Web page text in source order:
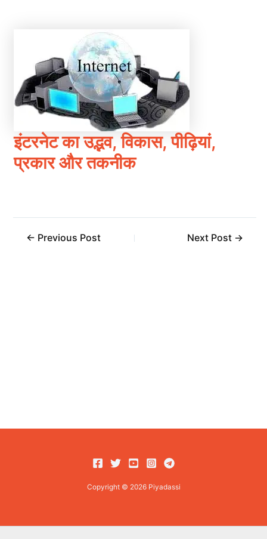
इंटरनेट का उद्भव, विकास, पीढ़ियां,
प्रकार और तकनीक
← Previous Post Next Post →
Copyright © 2026 Piyadassi